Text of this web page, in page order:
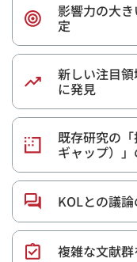
影響力の大
定
新しい注目
に発見
既存研究の
ギャップ）
KOLとの議
複雑な文献